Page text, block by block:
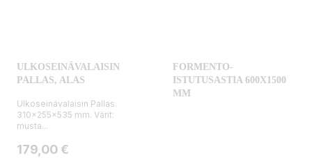
ULKOSEINÄVALAISIN
PALLAS, ALAS
Ulkoseinävalaisin Pallas.
310x255x535 mm. Värit:
musta...
Hinta
179,00 €
FORMENTO-
ISTUTUSASTIA 600X1500
MM